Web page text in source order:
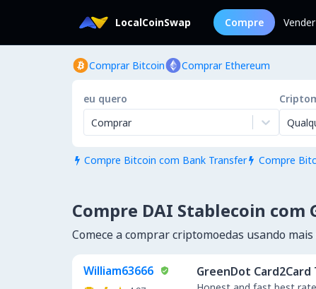
LocalCoinSwap Compre Vender
Comprar Bitcoin Comprar Ethereum
eu quero
Comprar
 Compre Bitcoin com Bank Transfer  Compre
Compre DAI Stablecoin com
Comece a comprar criptomoedas usando
William63666 GreenDot